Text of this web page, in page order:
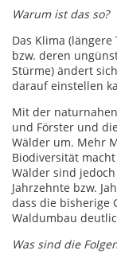
Warum ist das so?
Das Klima
bzw. deren
Stürme) ändert
darauf einstellen
Mit der
und Förster und
Wälder um. Mehr
Biodiversität
Wälder sind
Jahrzehnte bzw.
dass die bisherige
Waldumbau
Was sind die